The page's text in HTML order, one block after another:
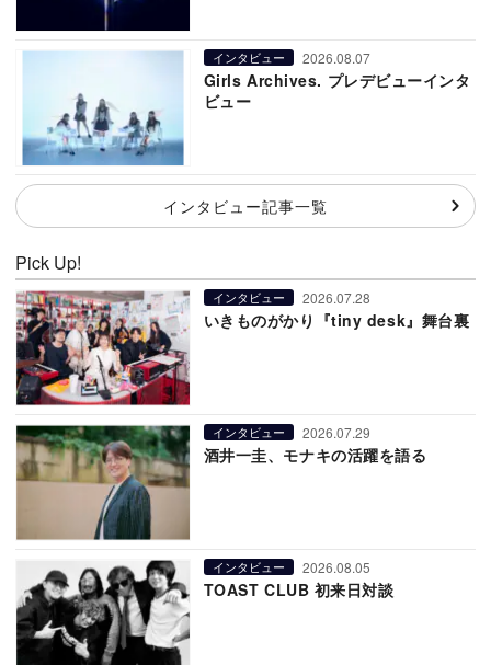
インタビュー 2026.08.07
Girls Archives. プレデビューインタ
ビュー
インタビュー記事一覧
Pick Up!
インタビュー 2026.07.28
いきものがかり『tiny desk』舞台裏
インタビュー 2026.07.29
酒井一圭、モナキの活躍を語る
インタビュー 2026.08.05
TOAST CLUB 初来日対談